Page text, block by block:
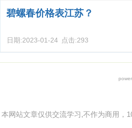
碧螺春价格表江苏？
日期:2023-01-24 点击:293
本网站文章仅供交流学习,不作为商用，